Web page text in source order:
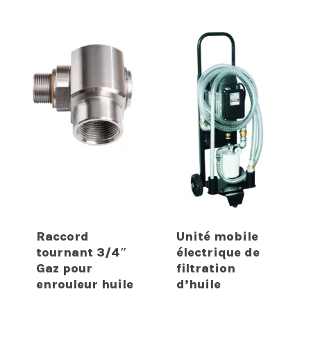
Raccord
tournant 3/4″
Gaz pour
enrouleur huile
Unité mobile
électrique de
filtration
d’huile